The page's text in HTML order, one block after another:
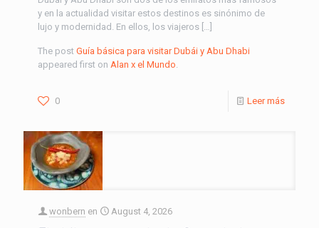
y en la actualidad visitar estos destinos es sinónimo de
lujo y modernidad. En ellos, los viajeros […]
The post Guía básica para visitar Dubái y Abu Dhabi
appeared first on Alan x el Mundo.
0 Leer más
wonbern en August 4, 2026